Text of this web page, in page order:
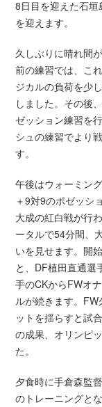
8日目を迎えた石
を迎えます。
久しぶりに晴れ間
前の練習では、こ
ジカルの負荷を少
しました。その後
ゼッション練習を
シュの練習でより
す。
午後はウォーミン
＋9対9のポゼッシ
大成の紅白戦が行
ータルで54分間、
いを見せます。開
と、DF植田直通選
手のCKからFWオ
ルが続きます。
ットを揺らすと試
の成果、オリンピ
た。
夕食時に手倉森監
のトレーニングと